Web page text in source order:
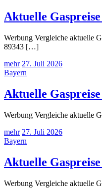
Aktuelle
Werbung Vergleiche aktuelle
89343 […]
mehr 27. Juli 2026
Bayern
Aktuelle
Werbung Vergleiche aktuelle
mehr 27. Juli 2026
Bayern
Aktuelle
Werbung Vergleiche aktuelle